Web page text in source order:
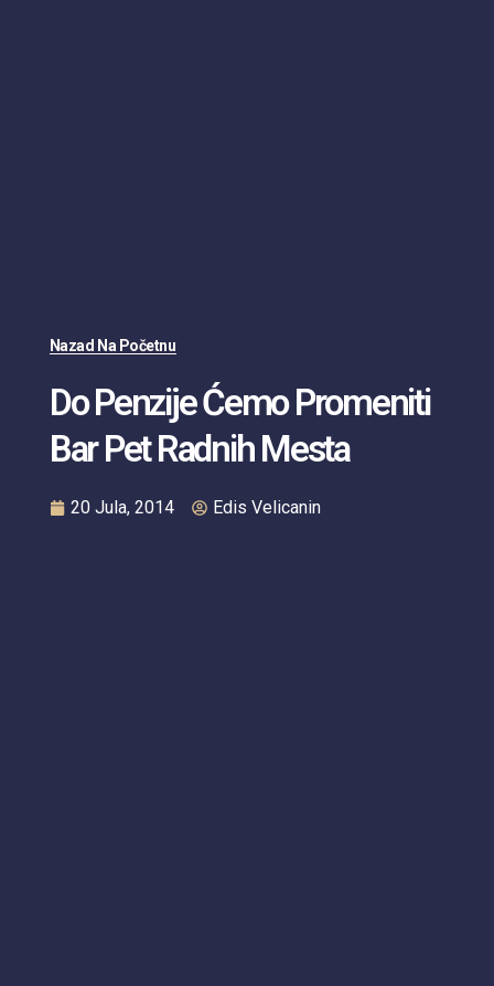
Nazad Na Početnu
Do Penzije Ćemo Promeniti
Bar Pet Radnih Mesta
20 Jula, 2014 Edis Velicanin